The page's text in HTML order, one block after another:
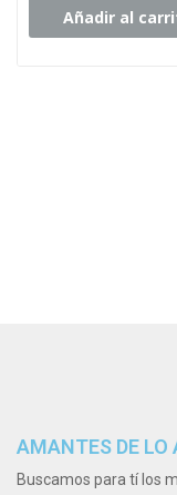
Añadir al
AMANTES DE LO
Buscamos para tí los